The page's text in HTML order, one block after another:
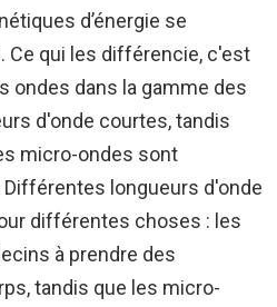
d’énergie se
Ce qui les différencie, c'est
ondes dans la gamme des
d'onde courtes, tandis
micro-ondes sont
longueurs d'onde
différentes choses : les
à prendre des
tandis que les micro-